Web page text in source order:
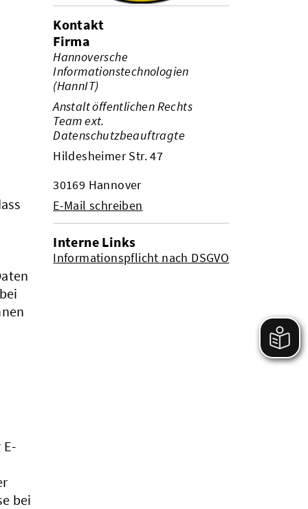
bei
Kontakt
Firma
Hannoversche
Informationstechnologien
(HannIT)
Anstalt öffentlichen Rechts
Team ext.
Datenschutzbeauftragte
Hildesheimer Str. 47
30169 Hannover
E-Mail schreiben
Interne Links
Informationspflicht nach DSGVO